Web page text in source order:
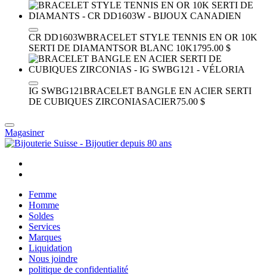
CR DD1603WBRACELET STYLE TENNIS EN OR 10K
SERTI DE DIAMANTSOR BLANC 10K1795.00 $
IG SWBG121BRACELET BANGLE EN ACIER SERTI
DE CUBIQUES ZIRCONIASACIER75.00 $
Magasiner
Femme
Homme
Soldes
Services
Marques
Liquidation
Nous joindre
politique de confidentialité